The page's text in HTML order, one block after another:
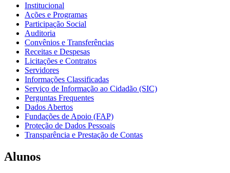
Institucional
Ações e Programas
Participação Social
Auditoria
Convênios e Transferências
Receitas e Despesas
Licitações e Contratos
Servidores
Informações Classificadas
Serviço de Informação ao Cidadão (SIC)
Perguntas Frequentes
Dados Abertos
Fundações de Apoio (FAP)
Proteção de Dados Pessoais
Transparência e Prestação de Contas
Alunos